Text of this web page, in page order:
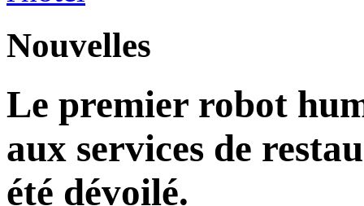
Nouvelles
Le premier robot
aux services de
été dévoilé.